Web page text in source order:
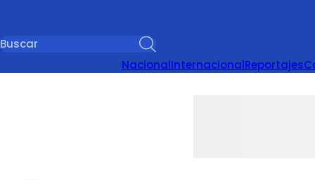
NacionalInternacionalReportajes